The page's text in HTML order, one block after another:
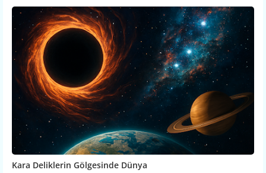
Kara Deliklerin Gölgesinde Dünya